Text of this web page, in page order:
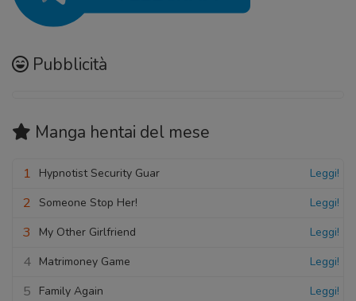
Pubblicità
Manga hentai del mese
1 Hypnotist Security Guar Leggi!
2 Someone Stop Her! Leggi!
3 My Other Girlfriend Leggi!
4 Matrimoney Game Leggi!
5 Family Again Leggi!